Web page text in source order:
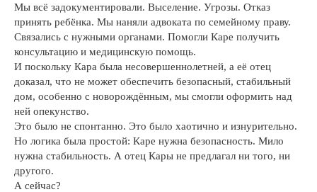
Мы всё задокументировали. Выселение. Угрозы. Отказ
принять ребёнка. Мы наняли адвоката по семейному праву.
Связались с нужными органами. Помогли Каре получить
консультацию и медицинскую помощь.
И поскольку Кара была несовершеннолетней, а её отец
доказал, что не может обеспечить безопасный, стабильный
дом, особенно с новорождённым, мы смогли оформить над
ней опекунство.
Это было не спонтанно. Это было хаотично и изнурительно.
Но логика была простой: Каре нужна безопасность. Мило
нужна стабильность. А отец Кары не предлагал ни того, ни
другого.
А сейчас?